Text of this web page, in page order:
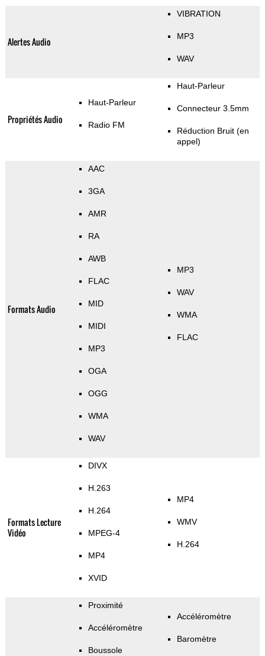
Alertes Audio
VIBRATION
MP3
WAV
Propriétés Audio
Haut-Parleur
Radio FM
Haut-Parleur
Connecteur 3.5mm
Réduction Bruit (en
appel)
Formats Audio
AAC
3GA
AMR
RA
AWB
FLAC
MID
MIDI
MP3
OGA
OGG
WMA
WAV
MP3
WAV
WMA
FLAC
Formats Lecture
Vidéo
DIVX
H.263
H.264
MPEG-4
MP4
XVID
MP4
WMV
H.264
Proximité
Accéléromètre
Boussole
Accéléromètre
Baromètre